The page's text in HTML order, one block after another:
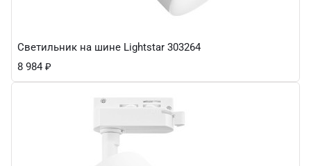
Светильник на шине Lightstar 303264
8 984 ₽